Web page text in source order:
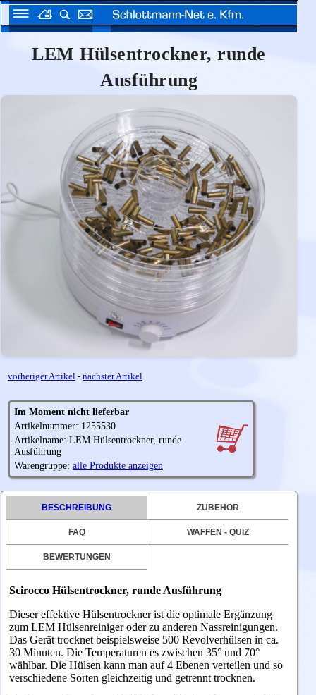
LEM Hülsentrockner, runde
Ausführung
vorheriger Artikel - nächster Artikel
Im Moment nicht lieferbar
Artikelnummer: 1255530
Artikelname: LEM Hülsentrockner, runde
Ausführung
Warengruppe: alle Produkte anzeigen
BESCHREIBUNG ZUBEHÖR
FAQ WAFFEN - QUIZ
BEWERTUNGEN
Scirocco Hülsentrockner, runde Ausführung
Dieser effektive Hülsentrockner ist die optimale Ergänzung
zum LEM Hülsenreiniger oder zu anderen Nassreinigungen.
Das Gerät trocknet beispielsweise 500 Revolverhülsen in ca.
30 Minuten. Die Temperaturen es zwischen 35° und 70°
wählbar. Die Hülsen kann man auf 4 Ebenen verteilen und so
verschiedene Sorten gleichzeitig und getrennt trocknen.